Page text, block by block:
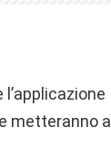
metteranno a